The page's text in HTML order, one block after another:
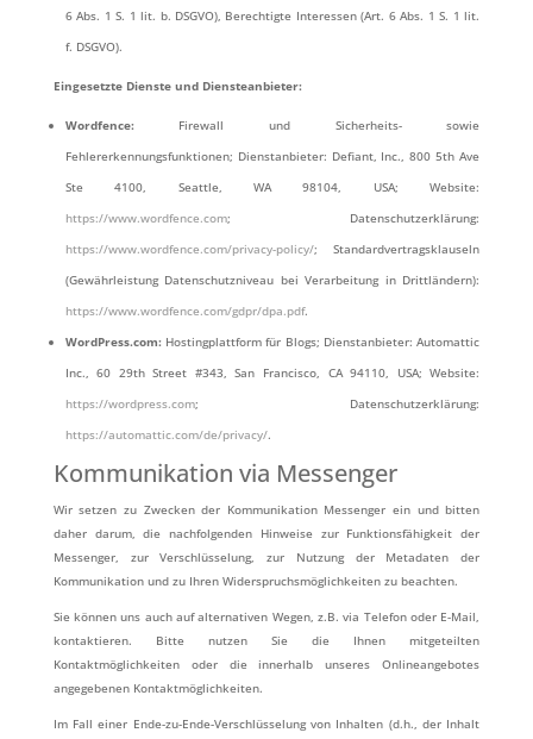
6 Abs. 1 S. 1 lit. b. DSGVO), Berechtigte Interessen (Art. 6 Abs. 1 S. 1 lit.
f. DSGVO).
Eingesetzte Dienste und Diensteanbieter:
Wordfence:Firewall und Sicherheits- sowie
Fehlererkennungsfunktionen; Dienstanbieter: Defiant, Inc., 800 5th Ave
Ste 4100, Seattle, WA 98104, USA; Website:
https://www.wordfence.com; Datenschutzerklärung:
https://www.wordfence.com/privacy-policy/; Standardvertragsklauseln
(Gewährleistung Datenschutzniveau bei Verarbeitung in Drittländern):
https://www.wordfence.com/gdpr/dpa.pdf.
WordPress.com:Hostingplattform für Blogs; Dienstanbieter: Automattic
Inc., 60 29th Street #343, San Francisco, CA 94110, USA; Website:
https://wordpress.com; Datenschutzerklärung:
https://automattic.com/de/privacy/.
Kommunikation via Messenger
Wir setzen zu Zwecken der Kommunikation Messenger ein und bitten
daher darum, die nachfolgenden Hinweise zur Funktionsfähigkeit der
Messenger, zur Verschlüsselung, zur Nutzung der Metadaten der
Kommunikation und zu Ihren Widerspruchsmöglichkeiten zu beachten.
Sie können uns auch auf alternativen Wegen, z.B. via Telefon oder E-Mail,
kontaktieren. Bitte nutzen Sie die Ihnen mitgeteilten
Kontaktmöglichkeiten oder die innerhalb unseres Onlineangebotes
angegebenen Kontaktmöglichkeiten.
Im Fall einer Ende-zu-Ende-Verschlüsselung von Inhalten (d.h., der Inhalt